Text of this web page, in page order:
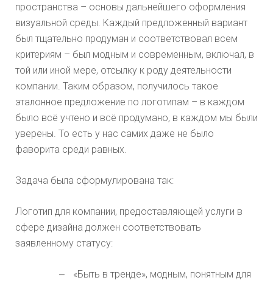
пространства – основы дальнейшего оформления
визуальной среды. Каждый предложенный вариант
был тщательно продуман и соответствовал всем
критериям – был модным и современным, включал, в
той или иной мере, отсылку к роду деятельности
компании. Таким образом, получилось такое
эталонное предложение по логотипам – в каждом
было всё учтено и всё продумано, в каждом мы были
уверены. То есть у нас самих даже не было
фаворита среди равных.
Задача была сформулирована так:
Логотип для компании, предоставляющей услуги в
сфере дизайна должен соответствовать
заявленному статусу:
–
«Быть в тренде», модным, понятным для